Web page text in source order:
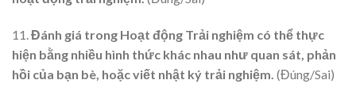
11. Đánh giá trong Hoạt động Trải nghiệm có thể thực
hiện bằng nhiều hình thức khác nhau như quan sát, phản
hồi của bạn bè, hoặc viết nhật ký trải nghiệm. (Đúng/Sai)